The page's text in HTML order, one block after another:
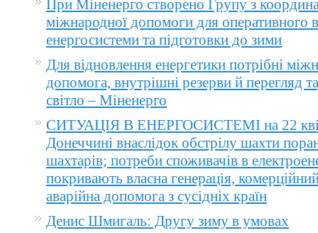
При Міненерго створено Групу з
міжнародної допомоги для оперативного
енергосистеми та підготовки до зими
Для відновлення енергетики потрібні
допомога, внутрішні резерви й перегляд
світло – Міненерго
СИТУАЦІЯ В ЕНЕРГОСИСТЕМІ на 22
Донеччині внаслідок обстрілу шахти
шахтарів; потреби споживачів в
покривають власна генерація,
аварійна допомога з сусідніх країн
Денис Шмигаль: Другу зиму в умовах